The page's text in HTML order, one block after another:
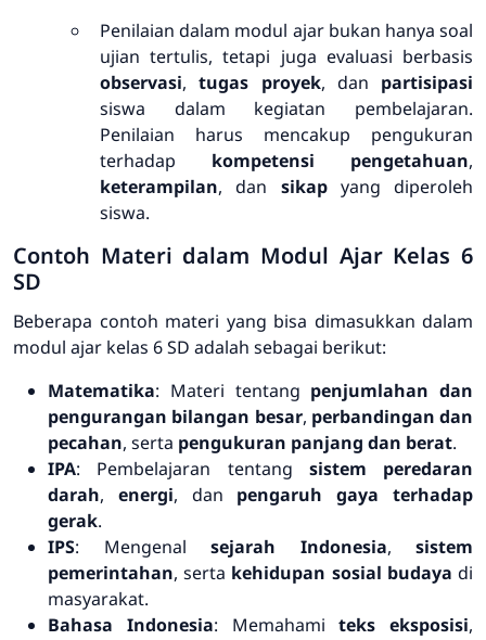
Penilaian dalam modul ajar bukan hanya soal
ujian tertulis, tetapi juga evaluasi berbasis
observasi,tugas proyek, dan partisipasi
siswa dalam kegiatan pembelajaran.
Penilaian harus mencakup pengukuran
terhadap kompetensi pengetahuan,
keterampilan, dan sikapyang diperoleh
siswa.
Contoh Materi dalam Modul Ajar Kelas 6
SD
Beberapa contoh materi yang bisa dimasukkan dalam
modul ajar kelas 6 SD adalah sebagai berikut:
Matematika: Materi tentang penjumlahan dan
pengurangan bilangan besar, perbandingan dan
pecahan, serta pengukuran panjang dan berat.
IPA: Pembelajaran tentang sistem peredaran
darah, energi, dan pengaruh gaya terhadap
gerak.
IPS: Mengenal sejarah Indonesia, sistem
pemerintahan, serta kehidupan sosial budaya di
masyarakat.
Bahasa Indonesia: Memahamiteks eksposisi,